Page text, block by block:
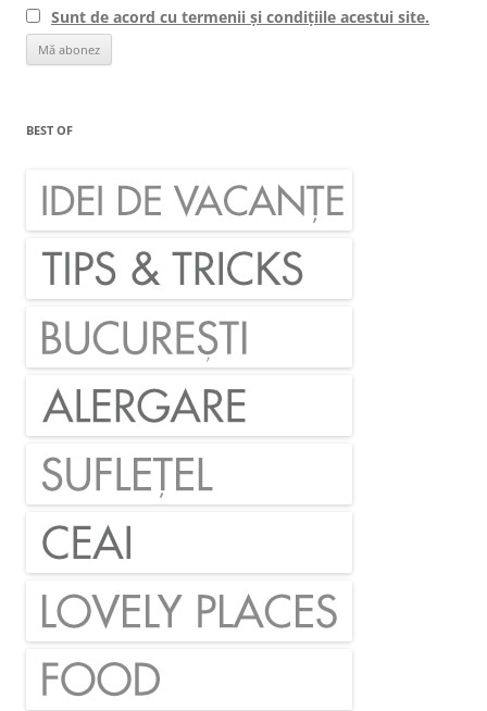
Sunt de acord cu termenii și condițiile acestui site.
BEST OF